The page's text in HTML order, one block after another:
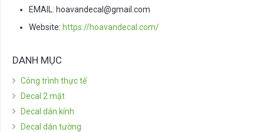
EMAIL: hoavandecal@gmail.com
Website: https://hoavandecal.com/
DANH MỤC
Công trình thực tế
Decal 2 mặt
Decal dán kính
Decal dán tường